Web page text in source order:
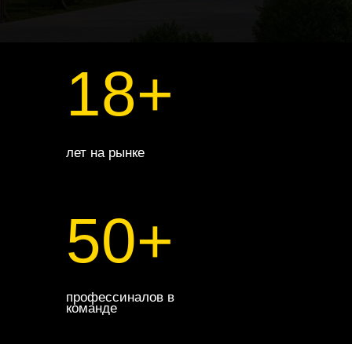
лет на рынке
18+
профессиналов в
команде
50+